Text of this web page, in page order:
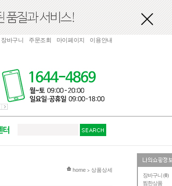
장바구니 (0)
찜한상품
장바구니 주문조회 마이페이지 이용안내
현재 위치
home > 상품상세